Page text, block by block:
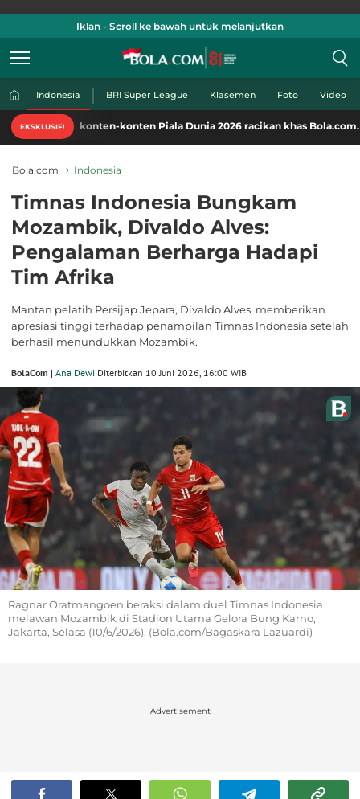
Iklan - Scroll ke bawah untuk melanjutkan
Indonesia BRI Super League Klasemen Foto Video
EKSKLUSIF!
konten Piala Dunia 2026 racikan khas Bola.com. Klik di sini!
Bola.com Indonesia
Timnas Indonesia Bungkam
Mozambik, Divaldo Alves:
Pengalaman Berharga Hadapi
Tim Afrika
Mantan pelatih Persijap Jepara, Divaldo Alves, memberikan
apresiasi tinggi terhadap penampilan Timnas Indonesia setelah
berhasil menundukkan Mozambik.
BolaCom | Ana Dewi Diterbitkan 10 Juni 2026, 16:00 WIB
Ragnar Oratmangoen beraksi dalam duel Timnas Indonesia
melawan Mozambik di Stadion Utama Gelora Bung Karno,
Jakarta, Selasa (10/6/2026). (Bola.com/Bagaskara Lazuardi)
Advertisement